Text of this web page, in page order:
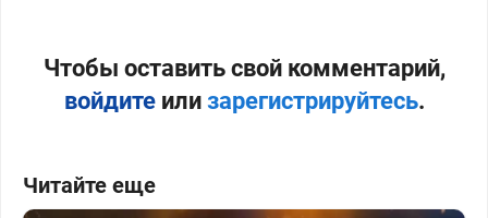
Чтобы оставить свой комментарий,
войдитеили зарегистрируйтесь.
Читайте еще